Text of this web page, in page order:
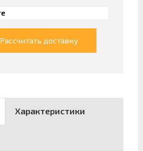
Рассчитать доставку
Характеристики